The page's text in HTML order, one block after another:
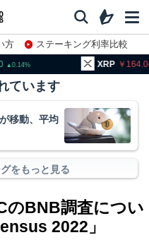
方
ステーキング利率比較
164.04
ています
移動、平均
をもっと見る
のBNB調査につい
2022」